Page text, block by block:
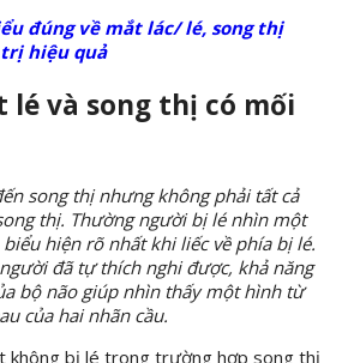
đúng về mắt lác/ lé, song thị
hiệu quả
lé và song thị có mối
song thị nhưng không phải tất cả
thị. Thường người bị lé nhìn một
hiện rõ nhất khi liếc về phía bị lé.
đã tự thích nghi được, khả năng
bộ não giúp nhìn thấy một hình từ
của hai nhãn cầu.
không bị lé trong trường hợp song thị